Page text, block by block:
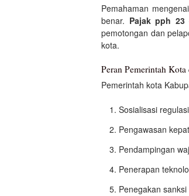
Pemahaman
benar. Pajak pph 23
pemotongan dan
kota.
Peran Pemerintah
Pemerintah kota
Sosialisasi regulasi
Pengawasan
Pendampingan
Penerapan
Penegakan